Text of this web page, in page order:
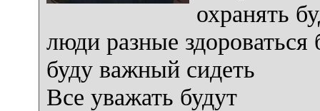
охранять
люди разные здороваться
буду важный сидеть
Все уважать будут